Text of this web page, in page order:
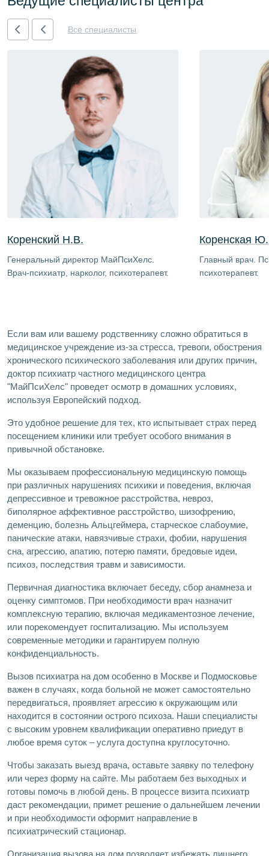
Все специалисты
Коренский Н.В.
Генеральный директор МайПсиХелс.
Врач-психиатр, нарколог, психотерапевт.
Коренская
Главный врач.
психотерапевт.
Если вам или вашему родственнику сложно обратиться в
медицинское учреждение из-за стресса, тревоги, обострения
хронического психического заболевания или других причин,
доктор психиатр частного медицинского центра
"МайПсиХелс" проведет осмотр в домашних условиях,
используя Европейский подход.
Это удобное решение для тех, кто испытывает страх перед
посещением клиники или требует особого внимания в
привычной обстановке.
Мы оказываем профессиональную медицинскую помощь
при различных нарушениях психики и поведения, включая
депрессивное и тревожное расстройства, невроз,
биполярное аффективное расстройство, шизофрению,
деменцию, болезнь Альцгеймера, старческое слабоумие,
панические атаки, навязчивые страхи, фобии, нарушения
сна, агрессию, апатию, потерю памяти, бредовые идеи,
психоз, последствия травм и зависимости.
Первичная диагностика включает беседу, сбор анамнеза и
оценку симптомов. При необходимости врач назначит
комплексную терапию, включая медикаментозное лечение,
или порекомендует госпитализацию. Мы используем
современные методики и гарантируем полную
конфиденциальность.
Вызов психиатра на дом особенно в Москве и Подмосковье
важен в случаях, когда больной не может самостоятельно
передвигаться, проявляет агрессию к окружающим или
находится в состоянии острого психоза. Наши специалисты
с высоким уровнем квалификации оперативно приедут в
любое время суток – услуга доступна круглосуточно.
Чтобы заказать выезд врача, оставьте заявку по телефону
или через форму на сайте. Мы работаем без выходных и
готовы помочь в любой день. В процессе визита психиатр
даст рекомендации, примет решение о дальнейшем лечении
и при необходимости оформит направление в
психиатрический стационар.